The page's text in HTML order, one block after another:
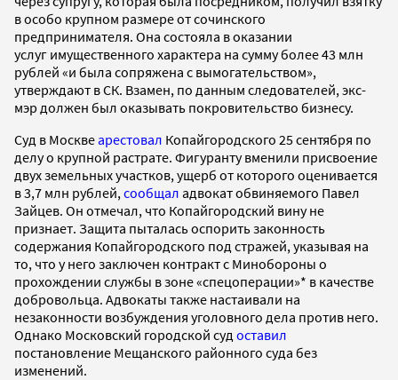
в особо крупном размере от сочинского
предпринимателя. Она состояла в оказании
услуг имущественного характера на сумму более 43 млн
рублей «и была сопряжена с вымогательством»,
утверждают в СК. Взамен, по данным следователей, экс-
мэр должен был оказывать покровительство бизнесу.
Суд в Москвеарестовал Копайгородского 25 сентября по
делу о крупной растрате. Фигуранту вменили присвоение
двух земельных участков, ущерб от которого оценивается
в 3,7 млн рублей, сообщал адвокат обвиняемого Павел
Зайцев. Он отмечал, что Копайгородский вину не
признает. Защита пыталась оспорить законность
содержания Копайгородского под стражей, указывая на
то, что у него заключен контракт с Минобороны о
прохождении службы в зоне «спецоперации»* в качестве
добровольца. Адвокаты также настаивали на
незаконности возбуждения уголовного дела против него.
Однако Московский городской суд оставил
постановление Мещанского районного суда без
изменений.